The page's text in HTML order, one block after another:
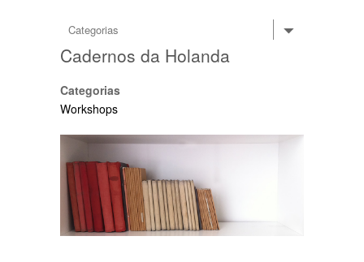
Cadernos da Holanda
Categorias
Workshops